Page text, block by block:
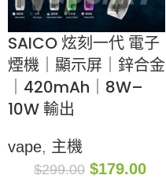
SAICO 炫刻一代 電子
煙機｜顯示屏｜鋅合金
｜420mAh｜8W–
10W 輸出
vape, 主機
$299.00 $179.00